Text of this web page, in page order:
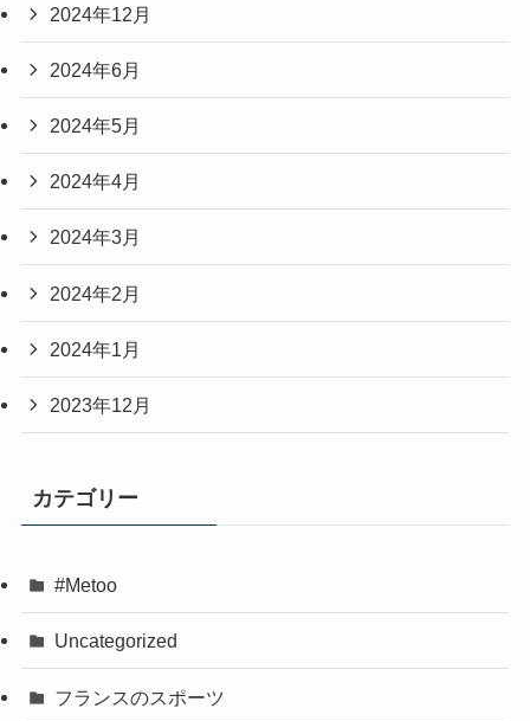
2024年12月
2024年6月
2024年5月
2024年4月
2024年3月
2024年2月
2024年1月
2023年12月
カテゴリー
#Metoo
Uncategorized
フランスのスポーツ